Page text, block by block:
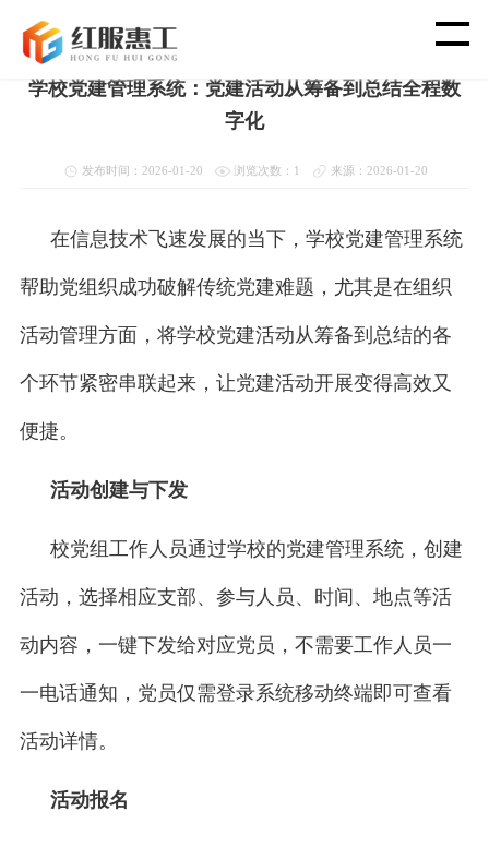
智 慧 工 会
党 建 功 能
渠 道 合 作
新 闻 资 讯
关 于 我 们
首页>新闻资讯>教育党建软件
学校党建管理系统：党建活动从筹备到总结全程数
字化
发布时间：2026-01-20 浏览次数：1 来源：2026-01-20
在信息技术飞速发展的当下，学校党建管理系统
帮助党组织成功破解传统党建难题，尤其是在组织
活动管理方面，将学校党建活动从筹备到总结的各
个环节紧密串联起来，让党建活动开展变得高效又
便捷。
活动创建与下发
校党组工作人员通过学校的党建管理系统，创建
活动，选择相应支部、参与人员、时间、地点等活
动内容，一键下发给对应党员，不需要工作人员一
一电话通知，党员仅需登录系统移动终端即可查看
活动详情。
活动报名